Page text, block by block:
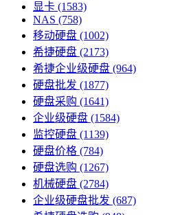
显卡 (1583)
NAS (758)
移动硬盘 (1002)
希捷硬盘 (2173)
希捷企业级硬盘 (964)
硬盘批发 (1877)
硬盘采购 (1641)
企业级硬盘 (1584)
监控硬盘 (1139)
硬盘价格 (784)
硬盘选购 (1267)
机械硬盘 (2784)
企业级硬盘批发 (687)